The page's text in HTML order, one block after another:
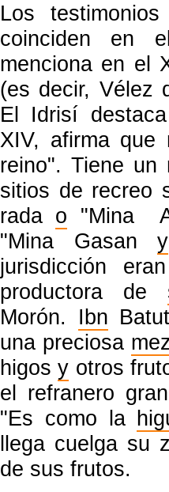
Los
coinciden en
menciona en el
(es decir, Vélez
El Idrisí
XIV, afirma
reino". Tiene
sitios de recreo
rada o "Mina
"Mina Gasany
jurisdicción
productora de
Morón. Ibn
una preciosa
higosy otros
el refranero
"Es como la
llega cuelga su
de sus frutos.